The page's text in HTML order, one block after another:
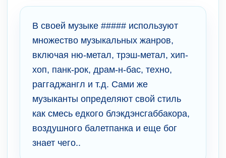
В своей музыке ##### используют
множество музыкальных жанров,
включая ню-метал, трэш-метал, хип-
хоп, панк-рок, драм-н-бас, техно,
раггаджангл и т.д. Сами же
музыканты определяют свой стиль
как смесь едкого блэкдэнсгаббакора,
воздушного балетпанка и еще бог
знает чего..